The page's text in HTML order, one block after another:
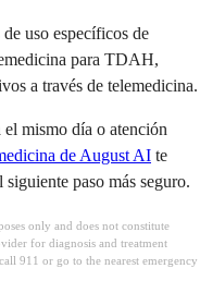
uso específicos de
para TDAH,
a través de telemedicina.
el mismo día o atención
de August AI te
paso más seguro.
only and does not constitute
for diagnosis and treatment
911 or go to the nearest emergency